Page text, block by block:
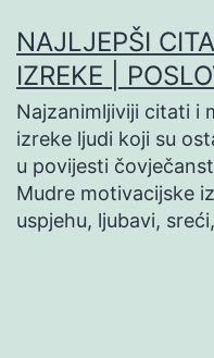
na
sadržaj
NAJLJEPŠI
IZREKE |
Najzanimljiviji citati i
izreke ljudi koji su
u povijesti
Mudre motivacijske
uspjehu, ljubavi,